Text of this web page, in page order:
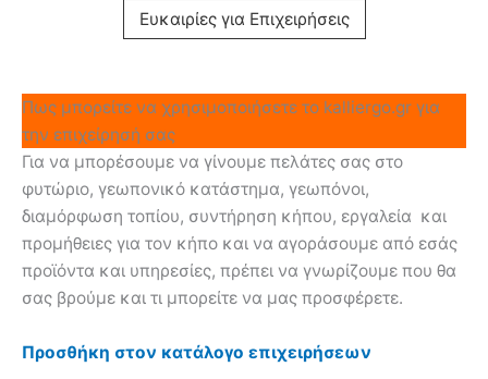
Ευκαιρίες για Επιχειρήσεις
Πως μπορείτε να χρησιμοποιήσετε το kalliergo.gr για
την επιχείρησή σας
Για να μπορέσουμε να γίνουμε πελάτες σας στο
φυτώριο, γεωπονικό κατάστημα, γεωπόνοι,
διαμόρφωση τοπίου, συντήρηση κήπου, εργαλεία και
προμήθειες για τον κήπο και να αγοράσουμε από εσάς
προϊόντα και υπηρεσίες, πρέπει να γνωρίζουμε που θα
σας βρούμε και τι μπορείτε να μας προσφέρετε.
Προσθήκη στον κατάλογο επιχειρήσεων